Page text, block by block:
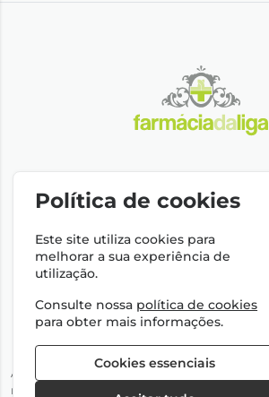
Direção Técnica: Dra. Ana Rita
NIPC: 501064974
Autorizado a disponibilizar medicamentos
médica através da Internet pelo Infarmed, I.P.
Política de cookies
Este site utiliza cookies para
melhorar a sua experiência de
utilização.
Consulte nossa política de cookies
para obter mais informações.
Cookies essenciais